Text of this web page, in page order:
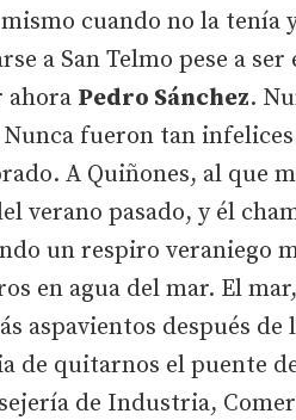
cuando no la tenía
a San Telmo pese a
ahora Pedro Sánchez.
fueron tan
A Quiñones, al que
verano pasado, y él
un respiro veraniego
en agua del mar. El
aspavientos después de
de quitarnos el puente
de Industria,